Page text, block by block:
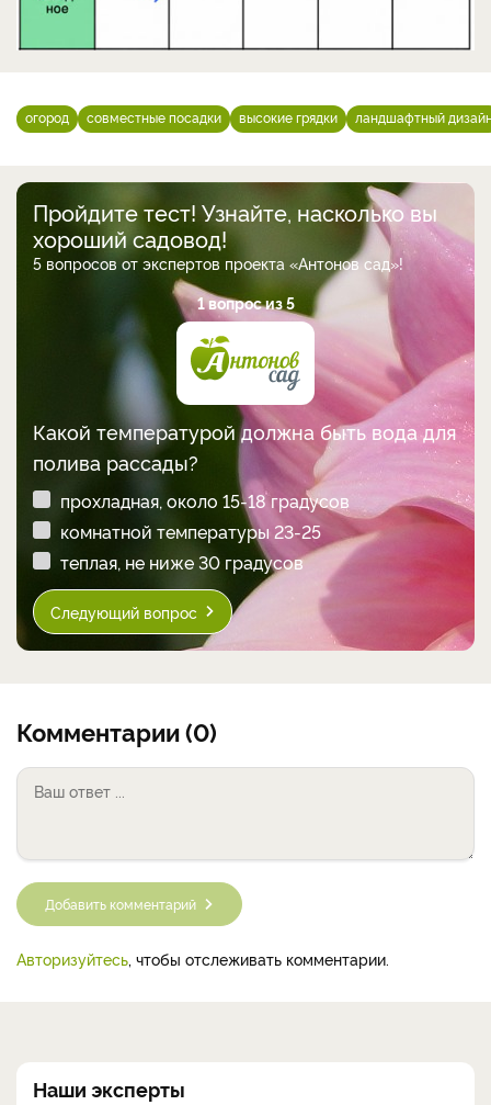
огород совместные посадки высокие грядки ландшафтный
Пройдите тест! Узнайте, насколько вы
хороший садовод!
5 вопросов от экспертов проекта «Антонов сад»!
1 вопрос из 5
Какой температурой должна быть вода для
полива рассады?
прохладная, около 15-18 градусов
комнатной температуры 23-25
теплая, не ниже 30 градусов
Следующий вопрос
Комментарии (0)
Добавить комментарий
Авторизуйтесь, чтобы отслеживать комментарии.
Наши эксперты